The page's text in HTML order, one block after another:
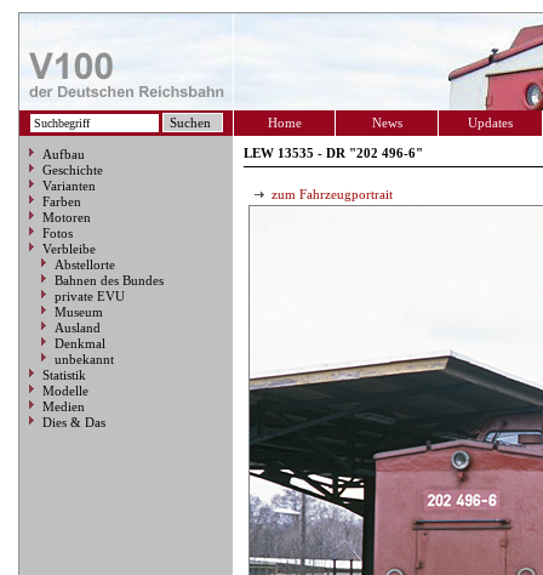
Home News Updates
Aufbau
Geschichte
Varianten
Farben
Motoren
Fotos
Verbleibe
Abstellorte
Bahnen des Bundes
private EVU
Museum
Ausland
Denkmal
unbekannt
Statistik
Modelle
Medien
Dies & Das
LEW 13535 - DR "202 496-6"
zum Fahrzeugportrait